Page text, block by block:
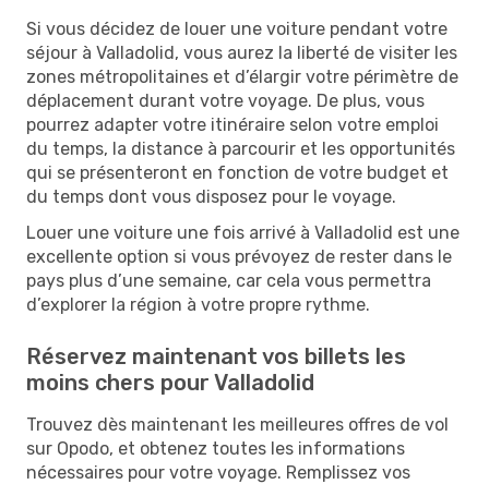
Si vous décidez de louer une voiture pendant votre
séjour à Valladolid, vous aurez la liberté de visiter les
zones métropolitaines et d’élargir votre périmètre de
déplacement durant votre voyage. De plus, vous
pourrez adapter votre itinéraire selon votre emploi
du temps, la distance à parcourir et les opportunités
qui se présenteront en fonction de votre budget et
du temps dont vous disposez pour le voyage.
Louer une voiture une fois arrivé à Valladolid est une
excellente option si vous prévoyez de rester dans le
pays plus d’une semaine, car cela vous permettra
d’explorer la région à votre propre rythme.
Réservez maintenant vos billets les
moins chers pour Valladolid
Trouvez dès maintenant les meilleures offres de vol
sur Opodo, et obtenez toutes les informations
nécessaires pour votre voyage. Remplissez vos